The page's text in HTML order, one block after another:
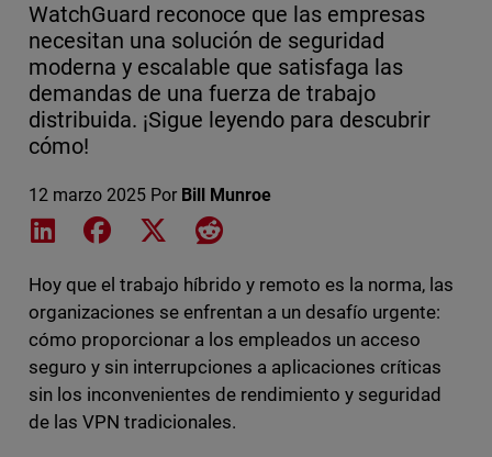
WatchGuard reconoce que las empresas
necesitan una solución de seguridad
moderna y escalable que satisfaga las
demandas de una fuerza de trabajo
distribuida. ¡Sigue leyendo para descubrir
cómo!
12 marzo 2025 Por Bill Munroe
Share on LinkedIn
Share on Facebook
Share on XShare on Reddit
Hoy que el trabajo híbrido y remoto es la norma, las
organizaciones se enfrentan a un desafío urgente:
cómo proporcionar a los empleados un acceso
seguro y sin interrupciones a aplicaciones críticas
sin los inconvenientes de rendimiento y seguridad
de las VPN tradicionales.